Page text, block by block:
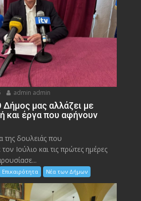
admin admin
μας αλλάζει με
και έργα που αφήνουν
της δουλειάς που
Ιούλιο και τις πρώτες ημέρες
Επικαιρότητα Νέα των Δήμων